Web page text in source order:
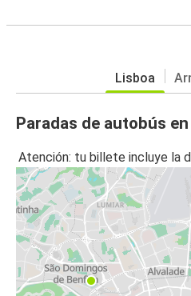
Lisboa
Paradas de autobús
Atención: tu billete incluye la